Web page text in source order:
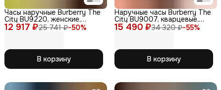
12 917 ₽25 741 ₽−50%
Часы наручные Burberry The
City BU9220, женские,
кварцевые, сапфировое
В корзину
15 490 ₽34 320 ₽−55%
Наручные часы Burberry The
City BU9007, кварцевые,
сапфировое стекло
В корзину